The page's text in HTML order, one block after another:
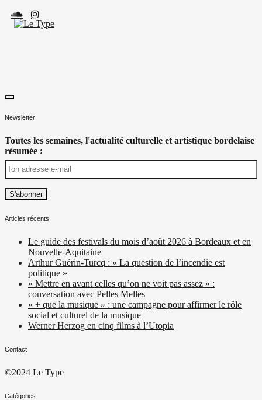
Skip
to
content
toggle
sidebar
Newsletter
Toutes les semaines, l'actualité culturelle et artistique bordelaise
résumée :
Articles récents
Le guide des festivals du mois d’août 2026 à Bordeaux et en
Nouvelle-Aquitaine
Arthur Guérin-Turcq : « La question de l’incendie est
politique »
« Mettre en avant celles qu’on ne voit pas assez » :
conversation avec Pelles Melles
« + que la musique » : une campagne pour affirmer le rôle
social et culturel de la musique
Werner Herzog en cinq films à l’Utopia
Contact
©2024 Le Type
Catégories